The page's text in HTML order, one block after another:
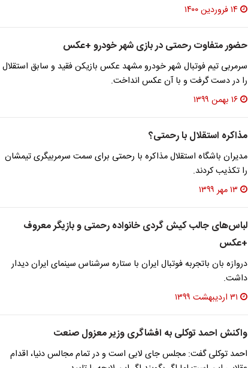
۱۴ فروردین ۱۴۰۰
حضور متفاوت رحمتی در بازی شهر خودرو +عکس
سرمربی تیم فوتبال شهر خودرو مشهد عکس بازیکن فقید و سابق استقلال
را در دست گرفت و با آن عکس انداخت.
۱۶ بهمن ۱۳۹۹
مذاکره استقلال با رحمتی؟
مدیران باشگاه استقلال مذاکره با رحمتی برای سمت سرمربیگری تیمشان
را تکذیب کردند.
۱۳ مهر ۱۳۹۹
لباس‌های جالب کیش گردی خانواده رحمتی و بازیگر معروف
+عکس
دروازه بان باتجربه فوتبال ایران با ستاره سرشناس سینمای ایران دیدار
داشت.
۳۱ اردیبهشت ۱۳۹۹
واکنش احمد توکلی به افشاگری وزیر معزول صنعت
احمد توکلی گفت: مجلس جای لابی است و در تمام مجالس دنیا، اقدام